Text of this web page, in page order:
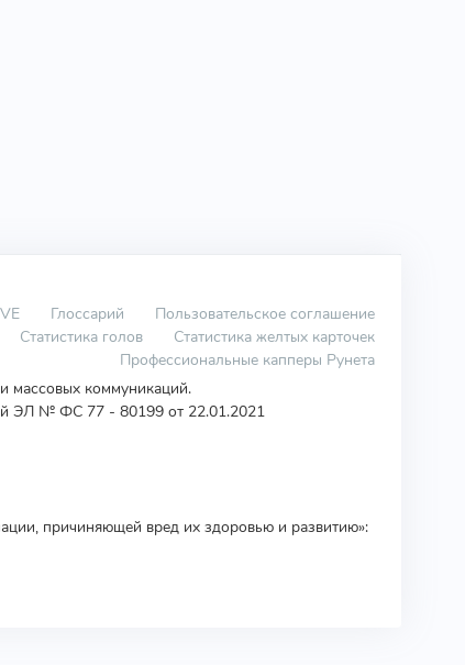
Глоссарий
Пользовательское соглашение
Статистика голов
Статистика желтых карточек
Профессиональные капперы Рунета
массовых коммуникаций.
ЭЛ № ФС 77 - 80199 от 22.01.2021
причиняющей вред их здоровью и развитию»: